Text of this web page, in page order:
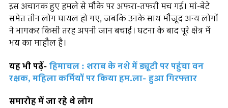
इस अचानक हुए हमले से मौके पर अफरा-तफरी मच गई। मां-बेटे
समेत तीन लोग घायल हो गए, जबकि उनके साथ मौजूद अन्य लोगों
ने भागकर किसी तरह अपनी जान बचाई। घटना के बाद पूरे क्षेत्र में
भय का माहौल है।
यह भी पढ़ें- हिमाचल : शराब के नशे में ड्यूटी पर पहुंचा वन
रक्षक, महिला कर्मियों पर किया हम.ला- हुआ गिरफ्तार
समारोह में जा रहे थे लोग